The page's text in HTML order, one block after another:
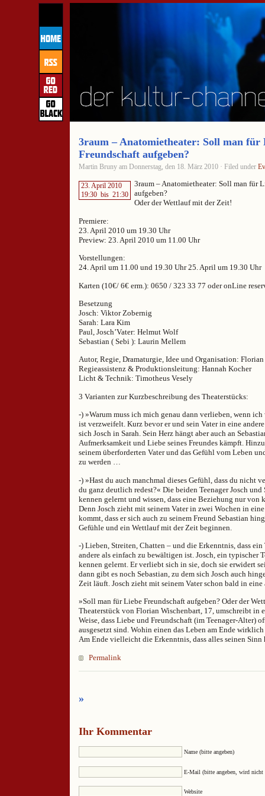
3raum – Anatomietheater: Soll man für
Freundschaft aufgeben?
Martin Bruny am Donnerstag, den 18. März 2010 · Filed under
23. April 2010
19:30 bis 21:30
3raum – Anatomietheater: Soll man für
aufgeben?
Oder der Wettlauf mit der Zeit!
Premiere:
23. April 2010 um 19.30 Uhr
Preview: 23. April 2010 um 11.00 Uhr
Vorstellungen:
24. April um 11.00 und 19.30 Uhr 25. April um 19.30 Uhr
Karten (10€/ 6€ erm.): 0650 / 323 33 77 oder onLine
Besetzung
Josch: Viktor Zobernig
Sarah: Lara Kim
Paul, Josch’Vater: Helmut Wolf
Sebastian ( Sebi ): Laurin Mellem
Autor, Regie, Dramaturgie, Idee und Organisation:
Regieassistenz & Produktionsleitung: Hannah Kocher
Licht & Technik: Timotheus Vesely
3 Varianten zur Kurzbeschreibung des Theaterstücks:
-) »Warum muss ich mich genau dann verlieben, wenn ich
ist verzweifelt. Kurz bevor er und sein Vater in eine
sich Josch in Sarah. Sein Herz hängt aber auch an
Aufmerksamkeit und Liebe seines Freundes kämpft.
seinem überforderten Vater und das Gefühl vom Leben
zu werden …
-) »Hast du auch manchmal dieses Gefühl, dass du nicht
du ganz deutlich redest?« Die beiden Teenager Josch und
kennen gelernt und wissen, dass eine Beziehung nur von
Denn Josch zieht mit seinem Vater in zwei Wochen in
kommt, dass er sich auch zu seinem Freund Sebastian
Gefühle und ein Wettlauf mit der Zeit beginnen.
-) Lieben, Streiten, Chatten – und die Erkenntnis, dass ein
andere als einfach zu bewältigen ist. Josch, ein typischer
kennen gelernt. Er verliebt sich in sie, doch sie erwidert
dann gibt es noch Sebastian, zu dem sich Josch auch
Zeit läuft. Josch zieht mit seinem Vater schon bald in
»Soll man für Liebe Freundschaft aufgeben? Oder der
Theaterstück von Florian Wischenbart, 17, umschreibt in
Weise, dass Liebe und Freundschaft (im Teenager-Alter)
ausgesetzt sind. Wohin einen das Leben am Ende
Am Ende vielleicht die Erkenntnis, dass alles seinen
Permalink
»
Ihr Kommentar
Name (bitte angeben)
E-Mail (bitte angeben, wird nicht
Website